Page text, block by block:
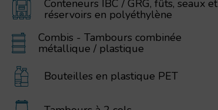
Conteneurs IBC / GRG, fûts, seaux et
réservoirs en polyéthylène
Combis - Tambours combinée
métallique / plastique
Bouteilles en plastique PET